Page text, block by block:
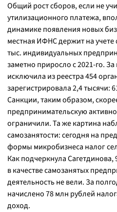
Общий рост сборов, если не
утилизационного платежа,
динамике появления новых
местная ИФНС держит на
тыс. индивидуальных
заметно приросло с 2021-го.
исключила из реестра 454
зарегистрировала 2,4 тысячи:
Санкции, таким образом,
предпринимательскую
ограничили. Та же картина
самозанятости: сегодня на
формы микробизнеса налог
Как подчеркнула Сагетдинова,
в качестве самозанятых
деятельность не вели. За
начислено 78 млн рублей
доход.